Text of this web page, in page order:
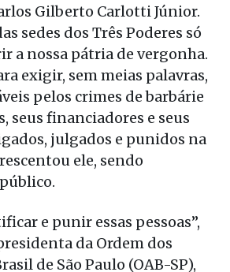
Gilberto Carlotti Júnior.
sedes dos Três Poderes só
a nossa pátria de vergonha.
exigir, sem meias palavras,
pelos crimes de barbárie
seus financiadores e seus
julgados e punidos na
ele, sendo
e punir essas pessoas”,
da Ordem dos
de São Paulo (OAB-SP),